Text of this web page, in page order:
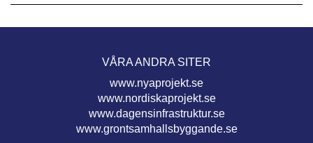
VÅRA ANDRA SITER
www.nyaprojekt.se
www.nordiskaprojekt.se
www.dagensinfrastruktur.se
www.grontsamhallsbyggande.se